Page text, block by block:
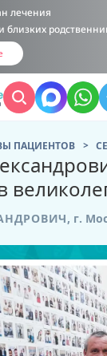
лечения
и близких
ПАЦИЕНТОВ
, г.